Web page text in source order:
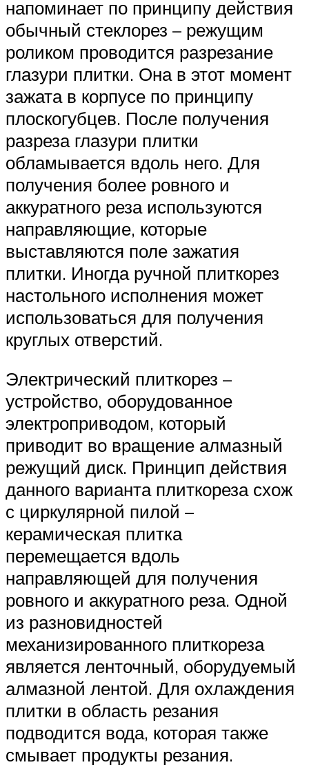
напоминает по принципу действия
обычный стеклорез – режущим
роликом проводится разрезание
глазури плитки. Она в этот момент
зажата в корпусе по принципу
плоскогубцев. После получения
разреза глазури плитки
обламывается вдоль него. Для
получения более ровного и
аккуратного реза используются
направляющие, которые
выставляются поле зажатия
плитки. Иногда ручной плиткорез
настольного исполнения может
использоваться для получения
круглых отверстий.
Электрический плиткорез –
устройство, оборудованное
электроприводом, который
приводит во вращение алмазный
режущий диск. Принцип действия
данного варианта плиткореза схож
с циркулярной пилой –
керамическая плитка
перемещается вдоль
направляющей для получения
ровного и аккуратного реза. Одной
из разновидностей
механизированного плиткореза
является ленточный, оборудуемый
алмазной лентой. Для охлаждения
плитки в область резания
подводится вода, которая также
смывает продукты резания.